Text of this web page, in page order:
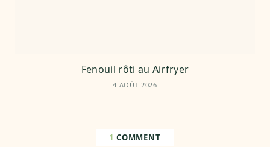
Fenouil rôti au Airfryer
4 AOÛT 2026
1 COMMENT